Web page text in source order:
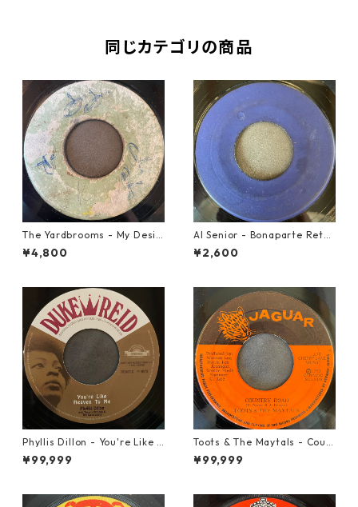
同じカテゴリの商品
The Yardbrooms - My Desir
e【7-21922】
¥4,800
Al Senior - Bonaparte Retre
at【7-21861】
¥2,600
Phyllis Dillon - You're Like H
eaven To Me【7-21913】
¥99,999
Toots & The Maytals - Coun
try Road【7-21951】
¥99,999